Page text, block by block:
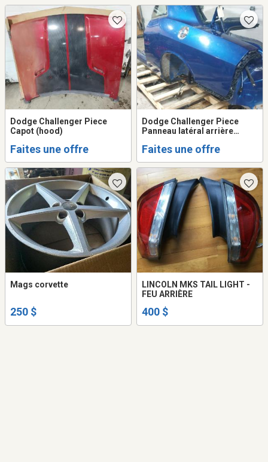
Dodge Challenger Piece
Capot (hood)
Faites une offre
Dodge Challenger Piece
Panneau latéral arrière
panel)
Faites une offre
Mags corvette
250 $
LINCOLN MKS TAIL LIGHT -
FEU ARRIÈRE
400 $